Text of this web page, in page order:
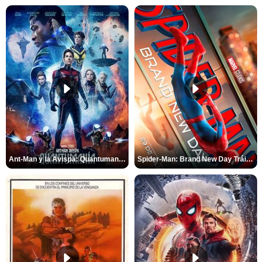
Ant-Man y la Avispa: Quantumanía Tráiler (2) Spider-Man: Brand New Day Tráiler (3)